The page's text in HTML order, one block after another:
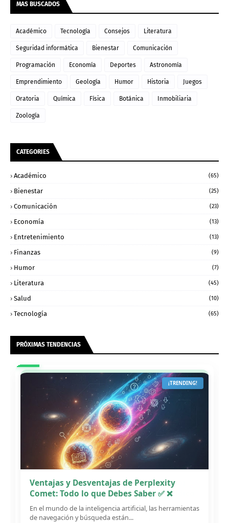
MAS BUSCADOS
Académico Tecnología Consejos Literatura
Seguridad informática Bienestar Comunicación
Programación Economía Deportes Astronomía
Emprendimiento Geología Humor Historia Juegos
Oratoria Química Física Botánica Inmobiliaria
Zoología
CATEGORIES
Académico (65)
Bienestar (25)
Comunicación (23)
Economía (13)
Entretenimiento (13)
Finanzas (9)
Humor (7)
Literatura (45)
Salud (10)
Tecnología (65)
PRÓXIMAS TENDENCIAS
¡TRENDING!
Ventajas y Desventajas de Perplexity
Comet: Todo lo que Debes Saber ✅ ❌
En el mundo de la inteligencia artificial, las herramientas
de navegación y búsqueda están...